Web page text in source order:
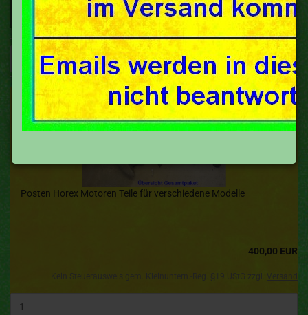
Sortieren nach 50 pro Seite
Posten Horex Motoren Teile für verschiedene Modelle
400,00 EUR
Kein Steuerausweis gem. Kleinuntern.-Reg. §19 UStG zzgl. Versand